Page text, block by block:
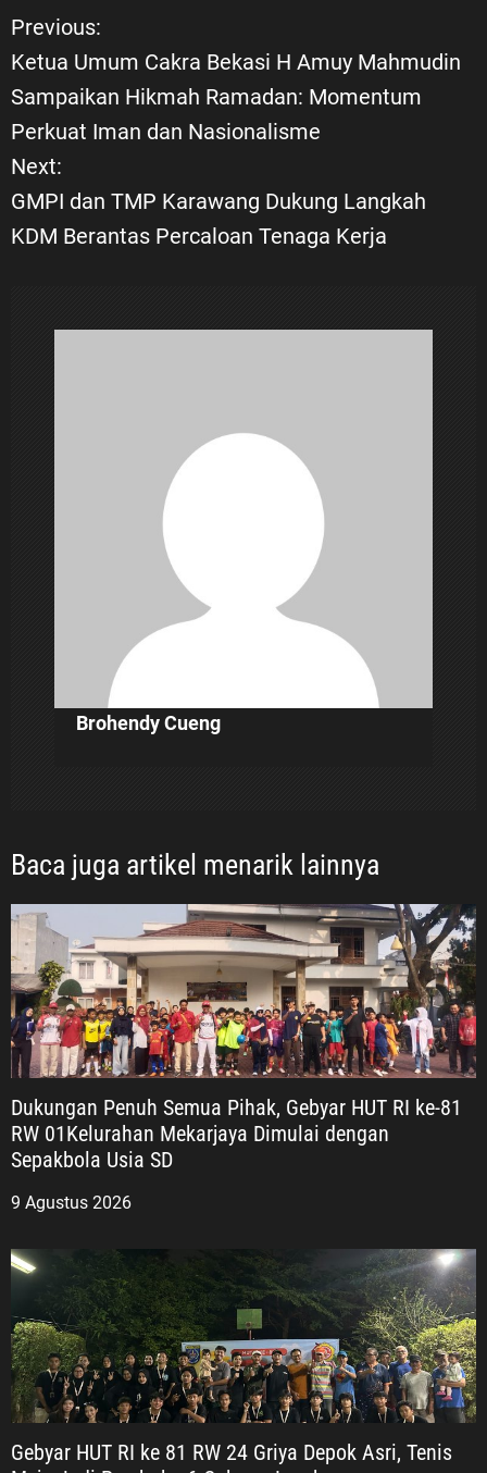
N
a
v
i
g
Previous:
Ketua Umum Cakra Bekasi H Amuy Mahmudin
Sampaikan Hikmah Ramadan: Momentum
Perkuat Iman dan Nasionalisme
Next:
GMPI dan TMP Karawang Dukung Langkah
KDM Berantas Percaloan Tenaga Kerja
Brohendy Cueng
Baca juga artikel menarik lainnya
Dukungan Penuh Semua Pihak, Gebyar HUT RI ke-81
RW 01Kelurahan Mekarjaya Dimulai dengan
Sepakbola Usia SD
9 Agustus 2026
Gebyar HUT RI ke 81 RW 24 Griya Depok Asri, Tenis